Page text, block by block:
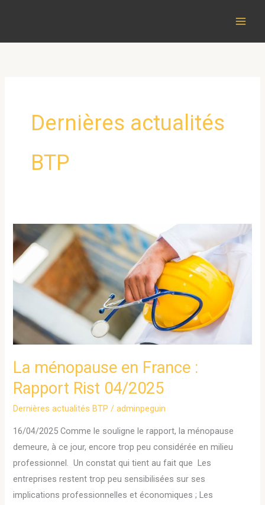
Dernières actualités
BTP
La ménopause en France :
Rapport Rist 04/2025
Dernières actualités BTP /adminpeguin
16/04/2025 Comme le souligne le rapport, la ménopause
demeure, à ce jour, encore trop peu considérée en milieu
professionnel. Un constat qui tient au fait que Les
entreprises restent trop peu sensibilisées sur ses
implications professionnelles et économiques ; Les
La
ménopause
en
France
Rapport
Rist
04/2025